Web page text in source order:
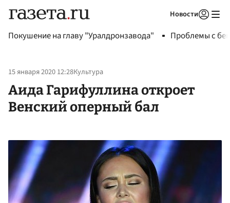
Новости
Покушение на главу "Уралдронзавода" Проблемы с
15 января 2020 12:28Культура
Аида Гарифуллина откроет
Венский оперный бал